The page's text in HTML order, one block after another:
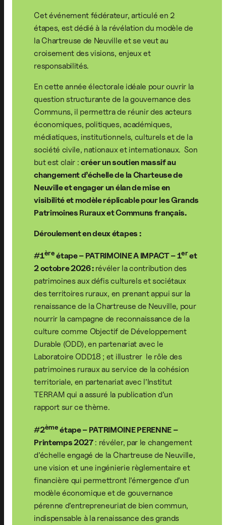
Cet événement fédérateur, articulé en 2
étapes, est dédié à la révélation du modèle de
la Chartreuse de Neuville et se veut au
croisement des visions, enjeux et
responsabilités.
En cette année électorale idéale pour ouvrir la
question structurante de la gouvernance des
Communs, il permettra de réunir des acteurs
économiques, politiques, académiques,
médiatiques, institutionnels, culturels et de la
société civile, nationaux et internationaux. Son
but est clair :créer un soutien massif au
changement d’échelle de la Charteuse de
Neuville et engager un élan de mise en
visibilité et modèle réplicable pour les Grands
Patrimoines Ruraux et Communs français.
Déroulement en deux étapes :
#1èreétape – PATRIMOINE A IMPACT – 1eret
2 octobre 2026 : révéler la contribution des
patrimoines aux défis culturels et sociétaux
des territoires ruraux, en prenant appui sur la
renaissance de la Chartreuse de Neuville, pour
nourrir la campagne de reconnaissance de la
culture comme Objectif de Développement
Durable (ODD), en partenariat avec le
Laboratoire ODD18 ; et illustrer le rôle des
patrimoines ruraux au service de la cohésion
territoriale, en partenariat avec l’Institut
TERRAM qui a assuré la publication d’un
rapport sur ce thème.
#2èmeétape – PATRIMOINE PERENNE –
Printemps 2027: révéler, par le changement
d’échelle engagé de la Chartreuse de Neuville,
une vision et une ingénierie règlementaire et
financière qui permettront l’émergence d’un
modèle économique et de gouvernance
pérenne d’entrepreneuriat de bien commun,
indispensable à la renaissance des grands